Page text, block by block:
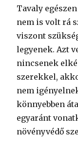
Tavaly
nem is volt rá
viszont
legyenek. Azt
nincsenek
szerekkel,
nem
könnyebben
egyaránt
növényvédő